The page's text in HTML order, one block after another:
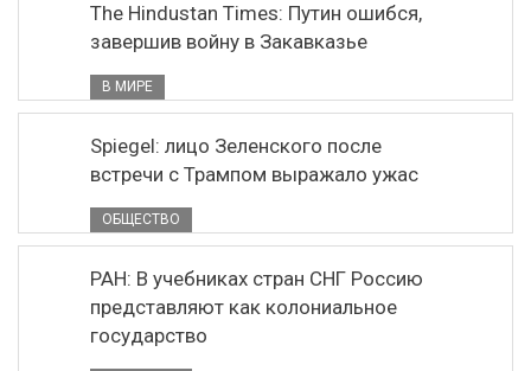
The Hindustan Times: Путин ошибся,
завершив войну в Закавказье
В МИРЕ
Spiegel: лицо Зеленского после
встречи с Трампом выражало ужас
ОБЩЕСТВО
РАН: В учебниках стран СНГ Россию
представляют как колониальное
государство